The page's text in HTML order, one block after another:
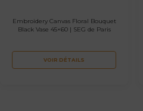
Embroidery Canvas Floral Bouquet
Black Vase 45×60 | SEG de Paris
VOIR DÉTAILS